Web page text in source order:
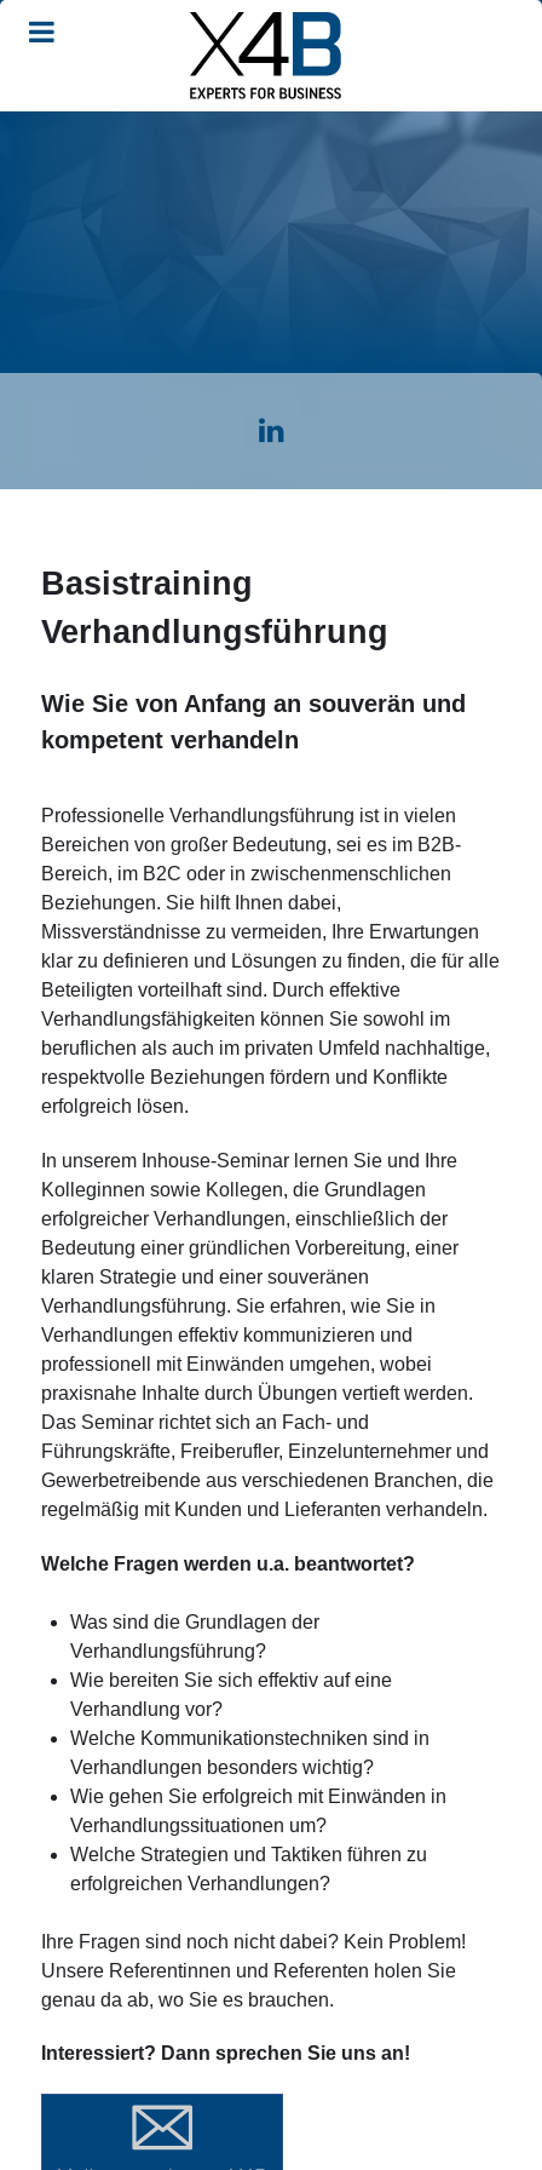
Basistraining
Verhandlungsführung
Wie Sie von Anfang an souverän und
kompetent verhandeln
Professionelle Verhandlungsführung ist in vielen
Bereichen von großer Bedeutung, sei es im B2B-
Bereich, im B2C oder in zwischenmenschlichen
Beziehungen. Sie hilft Ihnen dabei,
Missverständnisse zu vermeiden, Ihre Erwartungen
klar zu definieren und Lösungen zu finden, die für alle
Beteiligten vorteilhaft sind. Durch effektive
Verhandlungsfähigkeiten können Sie sowohl im
beruflichen als auch im privaten Umfeld nachhaltige,
respektvolle Beziehungen fördern und Konflikte
erfolgreich lösen.
In unserem Inhouse-Seminar lernen Sie und Ihre
Kolleginnen sowie Kollegen, die Grundlagen
erfolgreicher Verhandlungen, einschließlich der
Bedeutung einer gründlichen Vorbereitung, einer
klaren Strategie und einer souveränen
Verhandlungsführung. Sie erfahren, wie Sie in
Verhandlungen effektiv kommunizieren und
professionell mit Einwänden umgehen, wobei
praxisnahe Inhalte durch Übungen vertieft werden.
Das Seminar richtet sich an Fach- und
Führungskräfte, Freiberufler, Einzelunternehmer und
Gewerbetreibende aus verschiedenen Branchen, die
regelmäßig mit Kunden und Lieferanten verhandeln.
Welche Fragen werden u.a. beantwortet?
Was sind die Grundlagen der
Verhandlungsführung?
Wie bereiten Sie sich effektiv auf eine
Verhandlung vor?
Welche Kommunikationstechniken sind in
Verhandlungen besonders wichtig?
Wie gehen Sie erfolgreich mit Einwänden in
Verhandlungssituationen um?
Welche Strategien und Taktiken führen zu
erfolgreichen Verhandlungen?
Ihre Fragen sind noch nicht dabei? Kein Problem!
Unsere Referentinnen und Referenten holen Sie
genau da ab, wo Sie es brauchen.
Interessiert? Dann sprechen Sie uns an!